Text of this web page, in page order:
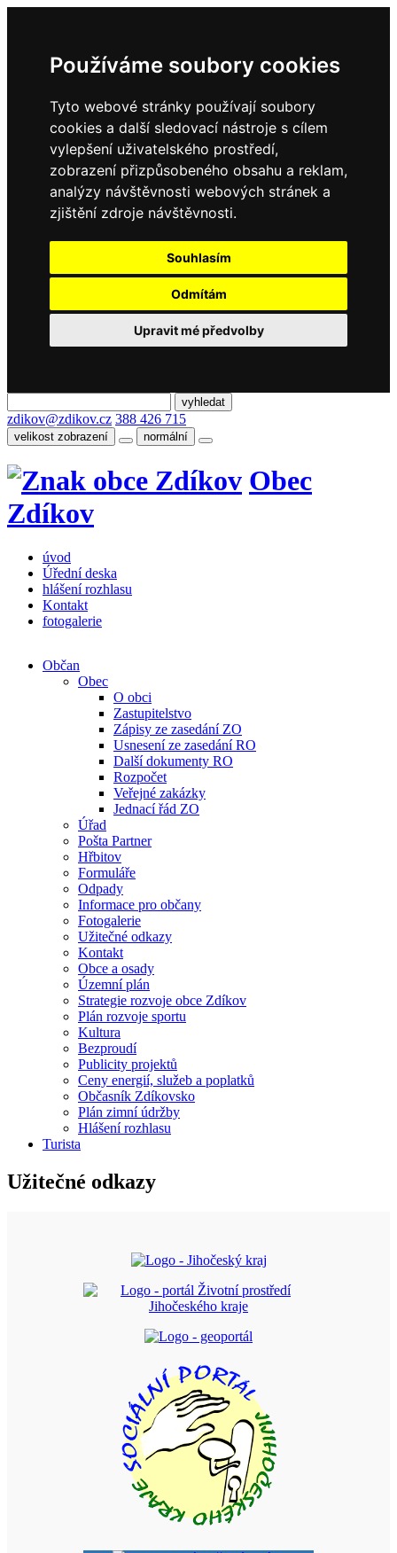
Používáme soubory cookies
Tyto webové stránky používají soubory
cookies a další sledovací nástroje s cílem
vylepšení uživatelského prostředí,
zobrazení přizpůsobeného obsahu a reklam,
analýzy návštěvnosti webových stránek a
zjištění zdroje návštěvnosti.
Souhlasím
Odmítám
Upravit mé předvolby
zdikov@zdikov.cz 388 426 715
velikost zobrazení normální
Obec
Zdíkov
úvod
Úřední deska
hlášení rozhlasu
Kontakt
fotogalerie
Občan
Obec
O obci
Zastupitelstvo
Zápisy ze zasedání ZO
Usnesení ze zasedání RO
Další dokumenty RO
Rozpočet
Veřejné zakázky
Jednací řád ZO
Úřad
Pošta Partner
Hřbitov
Formuláře
Odpady
Informace pro občany
Fotogalerie
Užitečné odkazy
Kontakt
Obce a osady
Územní plán
Strategie rozvoje obce Zdíkov
Plán rozvoje sportu
Kultura
Bezproudí
Publicity projektů
Ceny energií, služeb a poplatků
Občasník Zdíkovsko
Plán zimní údržby
Hlášení rozhlasu
Turista
Užitečné odkazy